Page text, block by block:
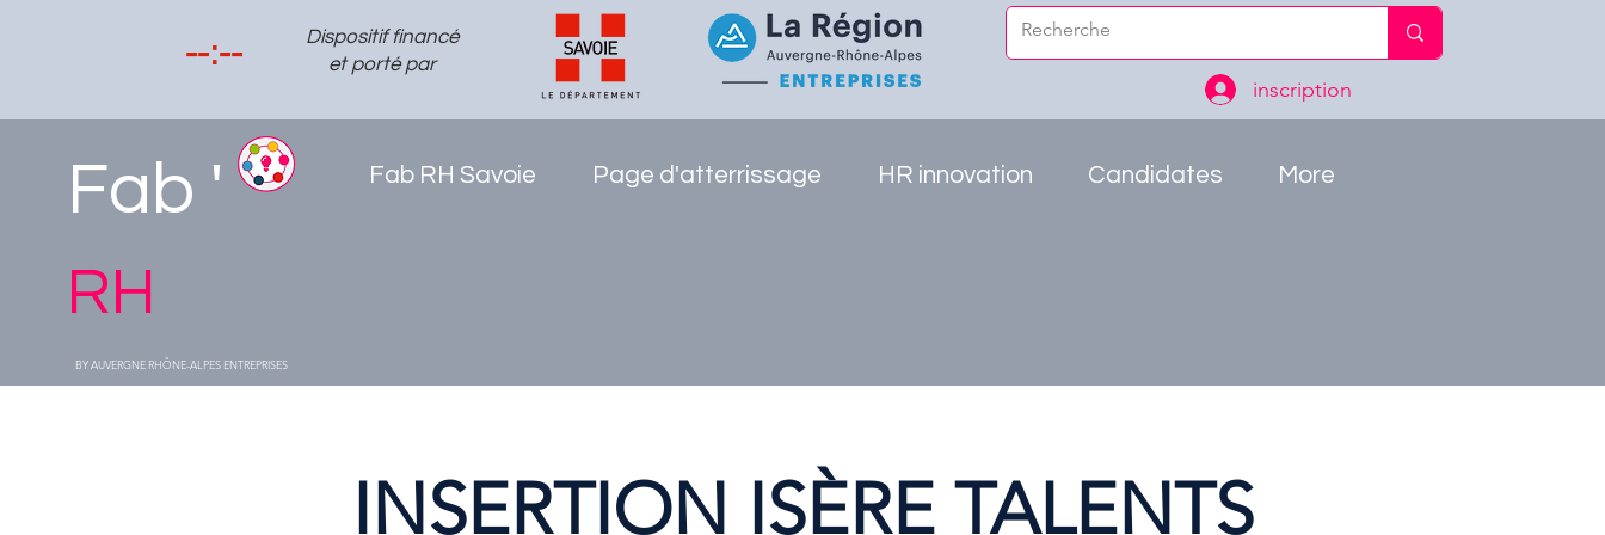
Dispositif financé
et porté par
inscription
Fab '
RH
BY AUVERGNE RHÔNE-ALPES ENTREPRISES
Fab RH Savoie Page d'atterrissage HR innovation Candidates More
INSERTION ISÈRE TALENTS